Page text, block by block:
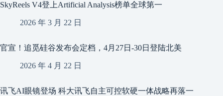
SkyReels V4登上Artificial Analysis榜单全球第一
2026 年 3 月 22 日
官宣！追觅硅谷发布会定档，4月27日-30日登陆北美
2026 年 4 月 22 日
讯飞AI眼镜登场 科大讯飞自主可控软硬一体战略再落一